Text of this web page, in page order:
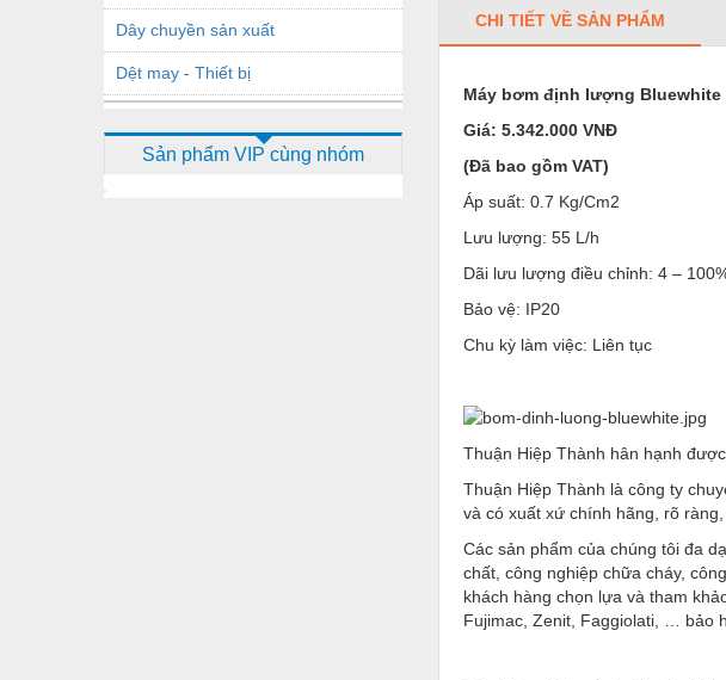
Dây chuyền sản xuất
Dệt may - Thiết bị
Dịch vụ - Thi công
Sản phẩm VIP cùng nhóm
CHI TIẾT VỀ SẢN PHẨM
Máy bơm định lượng Bluewhite
Giá: 5.342.000 VNĐ
(Đã bao gồm VAT)
Áp suất: 0.7 Kg/Cm2
Lưu lượng: 55 L/h
Dãi lưu lượng điều chỉnh: 4 –
Bảo vệ: IP20
Chu kỳ làm việc: Liên tục
Thuận Hiệp Thành hân hạnh
Thuận Hiệp Thành là công ty
và có xuất xứ chính hãng, rõ
Các sản phẩm của chúng tôi đa
chất, công nghiệp chữa cháy,
khách hàng chọn lựa và tham
Fujimac, Zenit, Faggiolati, … bảo